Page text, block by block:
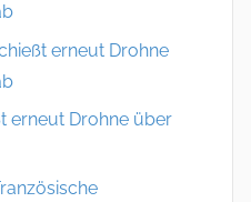
erneut Drohne
erneut Drohne über